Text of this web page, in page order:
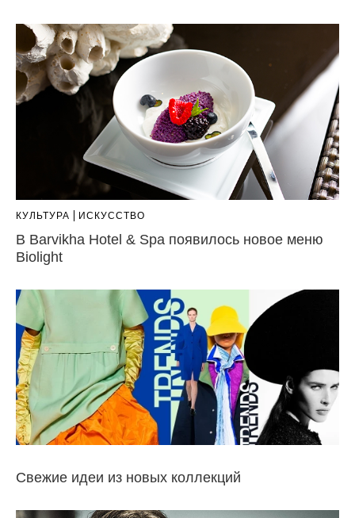
КУЛЬТУРА ИСКУССТВО
В Barvikha Hotel & Spa появилось новое меню
Biolight
Свежие идеи из новых коллекций